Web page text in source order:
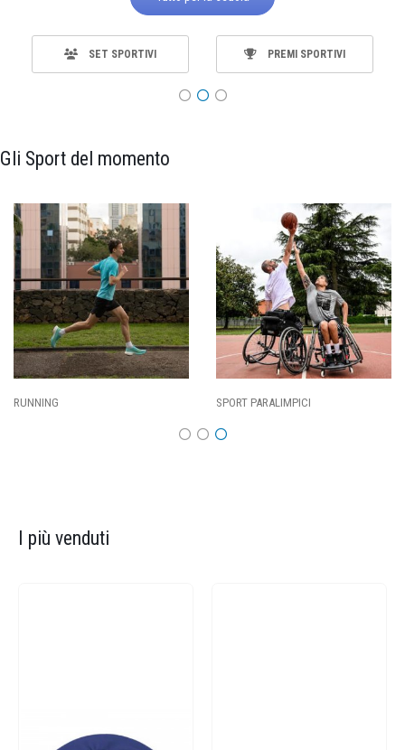
SET SPORTIVI PREMI SPORTIVI
Gli Sport del momento
PARALIMPICI CALCIO
I più venduti